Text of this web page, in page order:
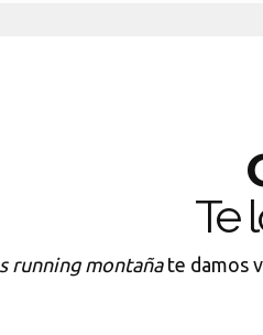
Te
running montañate damos